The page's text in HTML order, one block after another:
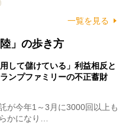
一覧を見る
」の歩き方
して儲けている」利益相反と
ンプファミリーの不正蓄財
が今年1～3月に3000回以上も
かになり…